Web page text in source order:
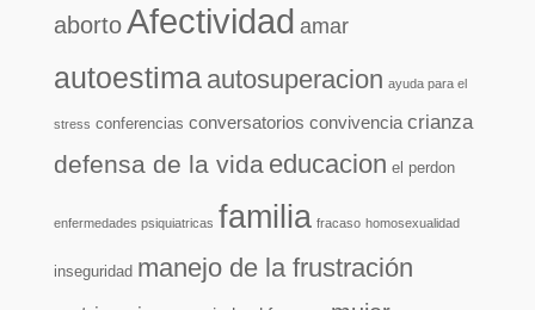
abortoAfectividad amar
autoestima autosuperacion ayuda para el
stress conferencias conversatorios convivencia crianza
defensa de la vida educacion el perdon
enfermedades psiquiatricas familia fracaso homosexualidad
inseguridad manejo de la frustración